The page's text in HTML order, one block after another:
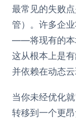
最常见的失败
管）。许多企
——将现有的本
这从根本上是
并依赖在动态
当你未经优化
转移到一个更